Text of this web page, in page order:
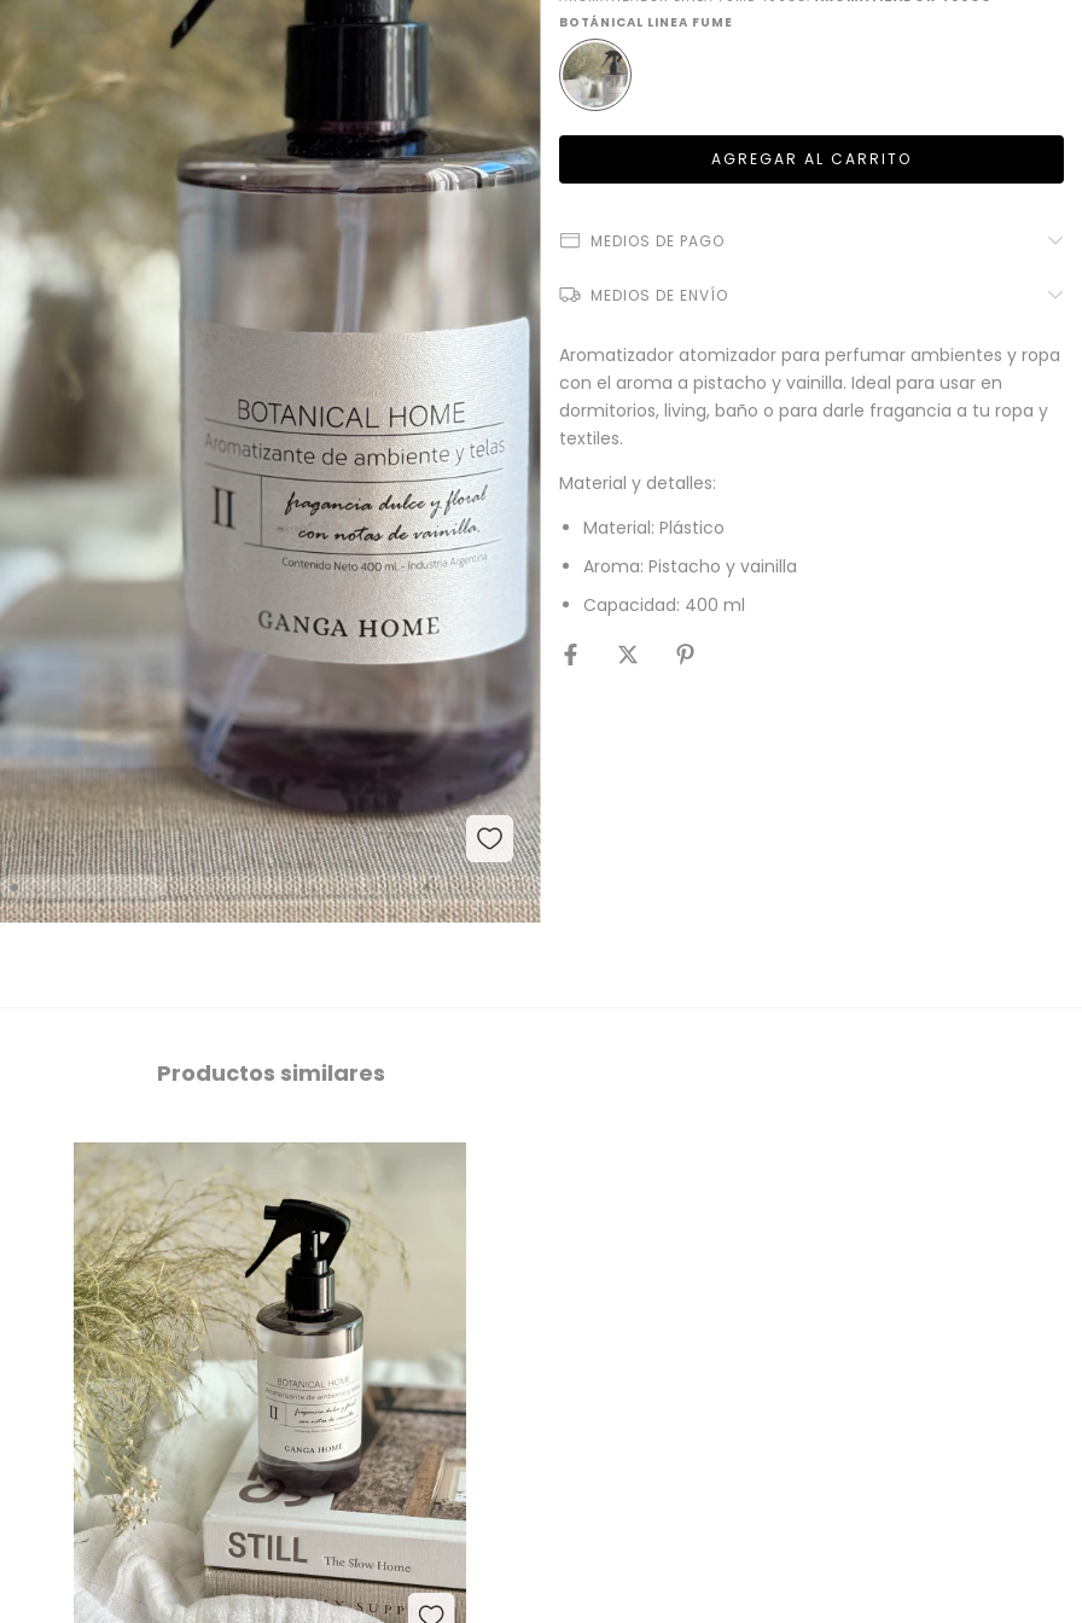
BOTÁNICAL LINEA FUME
MEDIOS DE PAGO
MEDIOS DE ENVÍO
Aromatizador atomizador para perfumar ambientes y ropa
con el aroma a pistacho y vainilla. Ideal para usar en
dormitorios, living, baño o para darle fragancia a tu ropa y
textiles.
Material y detalles:
Material: Plástico
Aroma: Pistacho y vainilla
Capacidad: 400 ml
Productos similares